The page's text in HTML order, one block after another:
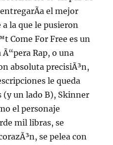
el mejor
a la que le pusieron
Come For Free es un
Rap, o una
absoluta precisiÃ³n,
le queda
(y un lado B), Skinner
el personaje
mil libras, se
se pelea con